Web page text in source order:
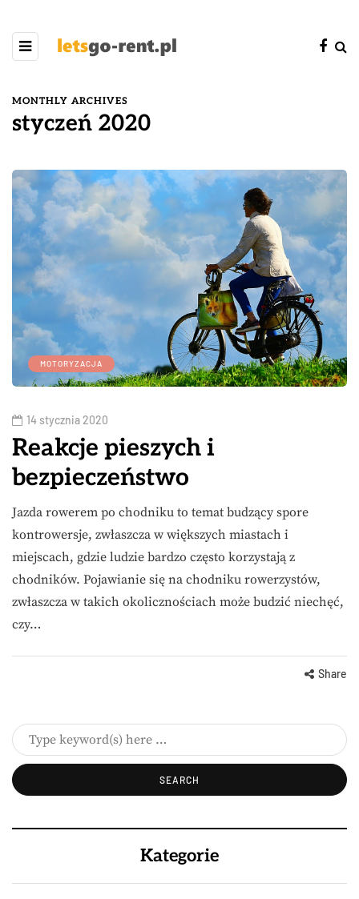
MONTHLY ARCHIVES
styczeń 2020
MOTORYZACJA
14 stycznia 2020
Reakcje pieszych i
bezpieczeństwo
Jazda rowerem po chodniku to temat budzący spore
kontrowersje, zwłaszcza w większych miastach i
miejscach, gdzie ludzie bardzo często korzystają z
chodników. Pojawianie się na chodniku rowerzystów,
zwłaszcza w takich okolicznościach może budzić niechęć,
czy…
Share
Kategorie